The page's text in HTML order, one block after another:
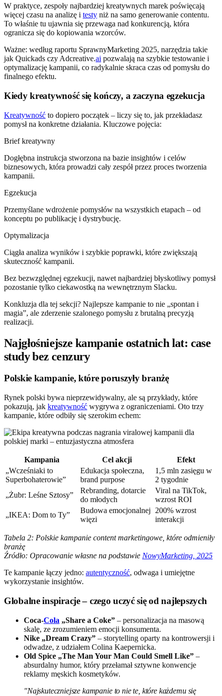
W praktyce, zespoły najbardziej kreatywnych marek poświęcają
więcej czasu na analizę i testy niż na samo generowanie contentu.
To właśnie tu ujawnia się przewaga nad konkurencją, która
ogranicza się do kopiowania wzorców.
Ważne: według raportu SprawnyMarketing 2025, narzędzia takie
jak Quickads czy Adcreative.ai pozwalają na szybkie testowanie i
optymalizację kampanii, co radykalnie skraca czas od pomysłu do
finalnego efektu.
Kiedy kreatywność się kończy, a zaczyna egzekucja
Kreatywność to dopiero początek – liczy się to, jak przekładasz
pomysł na konkretne działania. Kluczowe pojęcia:
Brief kreatywny
Dogłębna instrukcja stworzona na bazie insightów i celów
biznesowych, która prowadzi cały zespół przez proces tworzenia
kampanii.
Egzekucja
Przemyślane wdrożenie pomysłów na wszystkich etapach – od
konceptu po publikację i dystrybucję.
Optymalizacja
Ciągła analiza wyników i szybkie poprawki, które zwiększają
skuteczność kampanii.
Bez bezwzględnej egzekucji, nawet najbardziej błyskotliwy pomysł
pozostanie tylko ciekawostką na wewnętrznym Slacku.
Konkluzja dla tej sekcji? Najlepsze kampanie to nie „spontan i
magia”, ale zderzenie szalonego pomysłu z brutalną precyzją
realizacji.
Najgłośniejsze kampanie ostatnich lat: case
study bez cenzury
Polskie kampanie, które poruszyły branżę
Rynek polski bywa nieprzewidywalny, ale są przykłady, które
pokazują, jak kreatywność wygrywa z ograniczeniami. Oto trzy
kampanie, które odbiły się szerokim echem:
Kampania Cel akcji
Efekt
„Wcześniaki to
Superbohaterowie”
Edukacja społeczna,
brand purpose
1,5 mln zasięgu w
2 tygodnie
„Żubr: Leśne Sztosy”
Rebranding, dotarcie
do młodych
Viral na TikTok,
wzrost ROI
„IKEA: Dom to Ty”
Budowa emocjonalnej
więzi
200% wzrost
interakcji
Tabela 2: Polskie kampanie content marketingowe, które odmieniły
branżę
Źródło: Opracowanie własne na podstawie NowyMarketing, 2025
Te kampanie łączy jedno: autentyczność, odwaga i umiejętne
wykorzystanie insightów.
Globalne inspiracje – czego uczyć się od najlepszych
Coca-Cola „Share a Coke” – personalizacja na masową
skalę, ze zrozumieniem emocji konsumenta.
Nike „Dream Crazy” – storytelling oparty na kontrowersji i
odwadze, z udziałem Colina Kaepernicka.
Old Spice „The Man Your Man Could Smell Like” –
absurdalny humor, który przełamał sztywne konwencje
reklamy męskich kosmetyków.
"Najskuteczniejsze kampanie to nie te, które każdemu się